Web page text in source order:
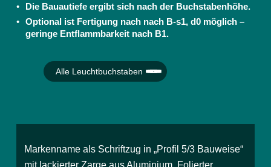
Die Bauautiefe ergibt sich nach der Buchstabenhöhe.
Optional ist Fertigung nach nach B-s1, d0 möglich –
geringe Entflammbarkeit nach B1.
Alle Leuchtbuchstaben
Markenname als Schriftzug in „Profil 5/3 Bauweise“
mit lackierter Zarge aus Aluminium. Folierter